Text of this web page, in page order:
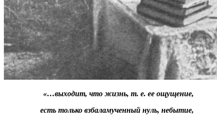
«…выходит, что жизнь, т. е. ее ощущение,
есть только взбаламученный нуль, небытие,